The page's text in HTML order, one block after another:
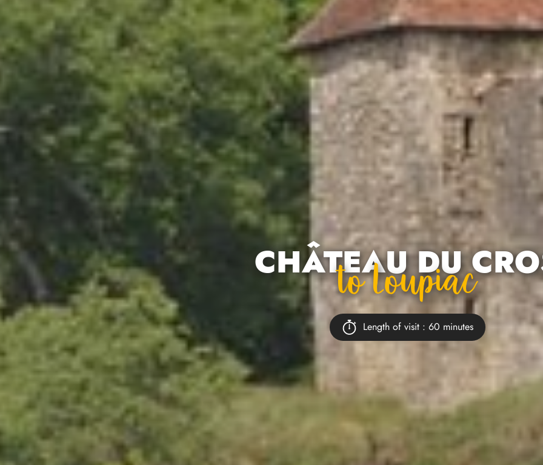
CHÂTEAU DU
To Loupiac
Length of visit : 60 minutes